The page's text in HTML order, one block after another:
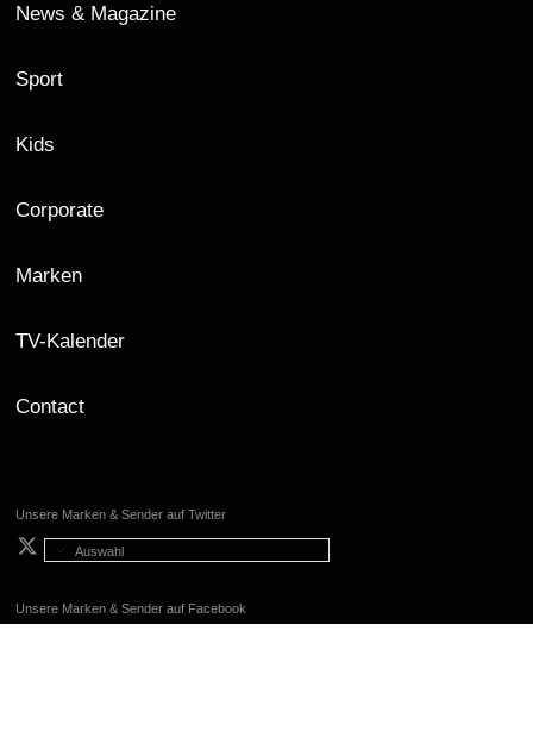
News & Magazine
Sport
Kids
Corporate
Marken
TV-Kalender
Contact
Unsere Marken & Sender auf Twitter
Auswahl
Unsere Marken & Sender auf Facebook